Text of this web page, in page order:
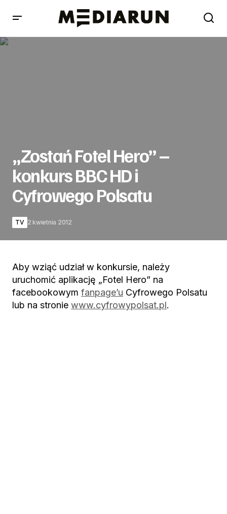
„Zostań Fotel Hero” –
konkurs BBC HD i
Cyfrowego Polsatu
TV 2 kwietnia 2012
Aby wziąć udział w konkursie, należy
uruchomić aplikację „Fotel Hero” na
facebookowym fanpage’u Cyfrowego Polsatu
lub na stronie www.cyfrowypolsat.pl.